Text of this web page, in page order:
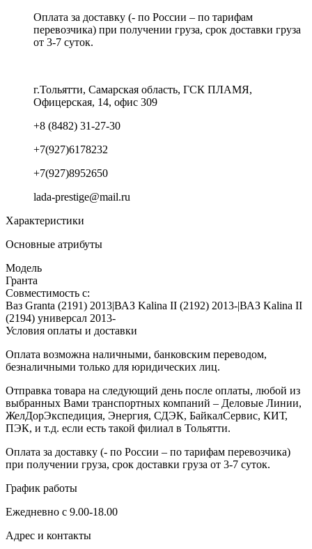
Оплата за доставку (- по России – по тарифам
перевозчика) при получении груза, срок доставки груза
от 3-7 суток.
г.Тольятти, Самарская область, ГСК ПЛАМЯ,
Офицерская, 14, офис 309
+8 (8482) 31-27-30
+7(927)6178232
+7(927)8952650
lada-prestige@mail.ru
Характеристики
Основные атрибуты
Модель
Гранта
Совместимость с:
Ваз Granta (2191) 2013|ВАЗ Kalina II (2192) 2013-|ВАЗ Kalina II
(2194) универсал 2013-
Условия оплаты и доставки
Оплата возможна наличными, банковским переводом,
безналичными только для юридических лиц.
Отправка товара на следующий день после оплаты, любой из
выбранных Вами транспортных компаний – Деловые Линии,
ЖелДорЭкспедиция, Энергия, СДЭК, БайкалСервис, КИТ,
ПЭК, и т.д. если есть такой филиал в Тольятти.
Оплата за доставку (- по России – по тарифам перевозчика)
при получении груза, срок доставки груза от 3-7 суток.
График работы
Ежедневно с 9.00-18.00
Адрес и контакты